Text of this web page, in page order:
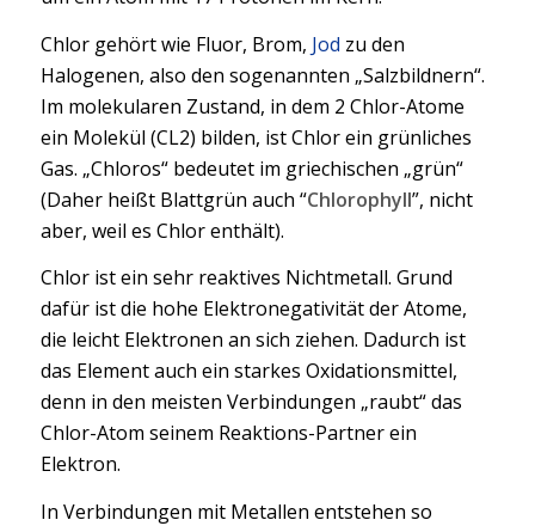
Chlor gehört wie Fluor, Brom, Jod zu den
Halogenen, also den sogenannten „Salzbildnern“.
Im molekularen Zustand, in dem 2 Chlor-Atome
ein Molekül (CL2) bilden, ist Chlor ein grünliches
Gas. „Chloros“ bedeutet im griechischen „grün“
(Daher heißt Blattgrün auch “Chlorophyll”, nicht
aber, weil es Chlor enthält).
Chlor ist ein sehr reaktives Nichtmetall. Grund
dafür ist die hohe Elektronegativität der Atome,
die leicht Elektronen an sich ziehen. Dadurch ist
das Element auch ein starkes Oxidationsmittel,
denn in den meisten Verbindungen „raubt“ das
Chlor-Atom seinem Reaktions-Partner ein
Elektron.
In Verbindungen mit Metallen entstehen so